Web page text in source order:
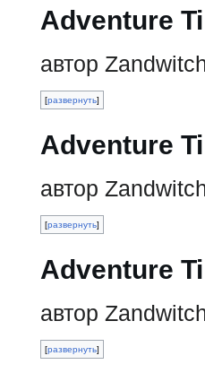
Adventure
автор
развернуть
Adventure
автор
развернуть
Adventure
автор
развернуть